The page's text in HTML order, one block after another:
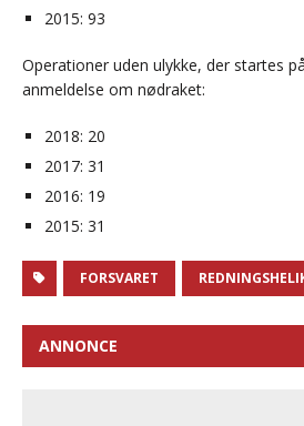
2015: 93
Operationer uden ulykke, der startes
anmeldelse om nødraket:
2018: 20
2017: 31
2016: 19
2015: 31
FORSVARET
ANNONCE